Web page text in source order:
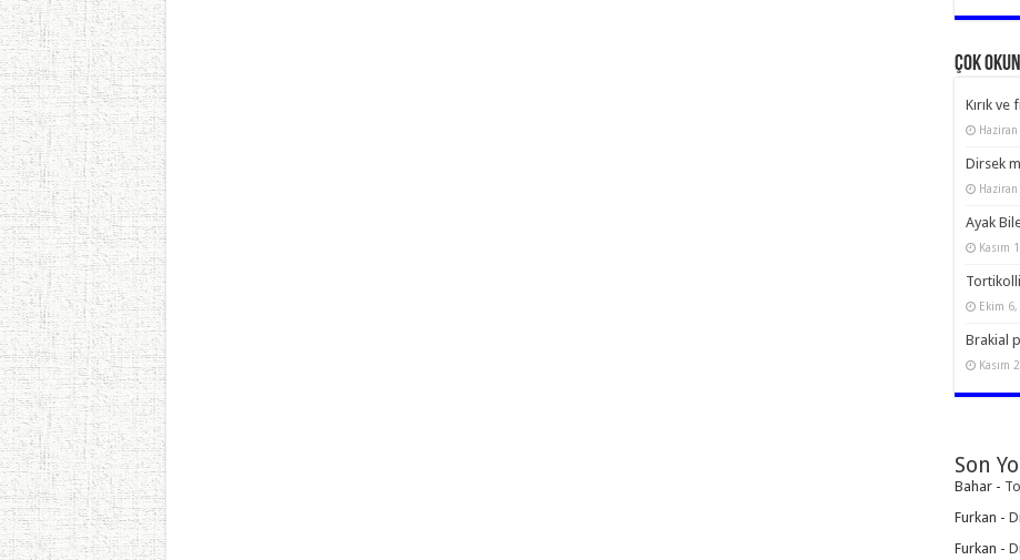
Çok
Kırık
Dirsek
Ayak
Kasım
Ekim
Brakial
Kasım
Son
Bahar-
Furkan -
Furkan -